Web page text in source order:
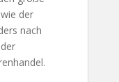
der
nach